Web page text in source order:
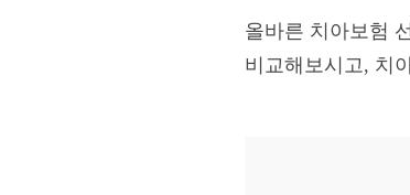
올바른 치아보험
비교해보시고, 치